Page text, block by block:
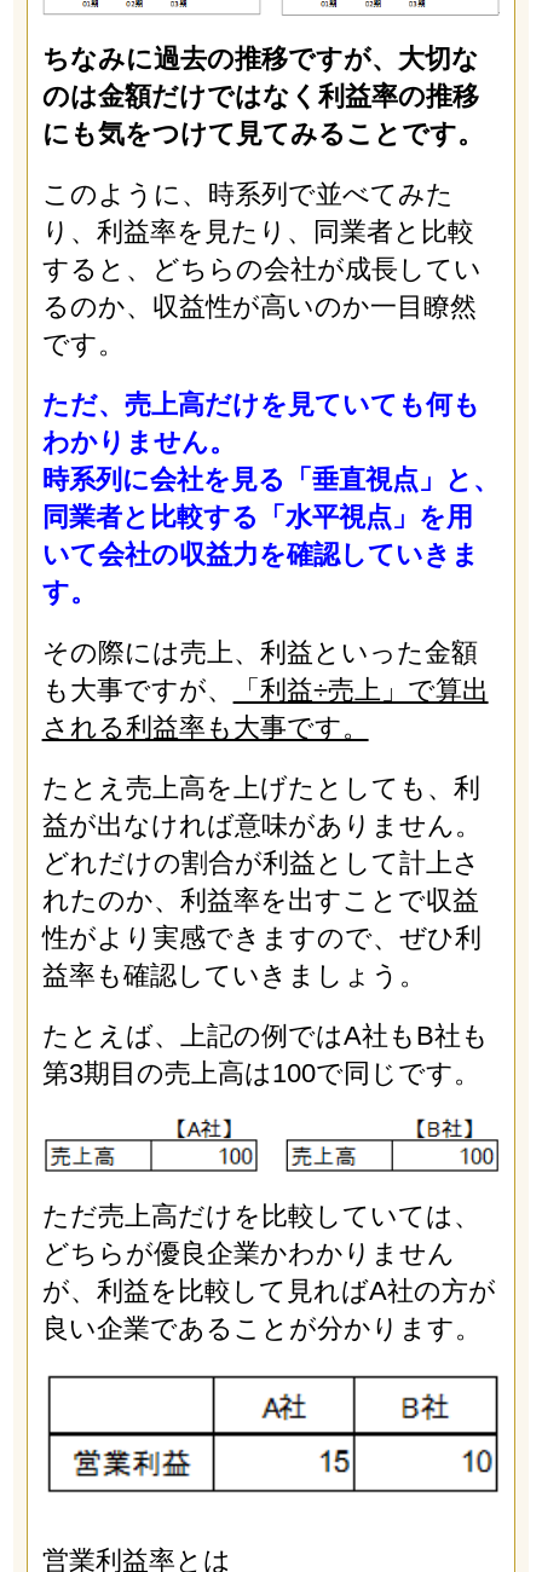
ちなみに過去の推移ですが、大切な
のは金額だけではなく利益率の推移
にも気をつけて見てみることです。
このように、時系列で並べてみた
り、利益率を見たり、同業者と比較
すると、どちらの会社が成長してい
るのか、収益性が高いのか一目瞭然
です。
ただ、売上高だけを見ていても何も
わかりません。
時系列に会社を見る「垂直視点」と、
同業者と比較する「水平視点」を用
いて会社の収益力を確認していきま
す。
その際には売上、利益といった金額
も大事ですが、
「利益÷売上」で算出
される利益率も大事です。
たとえ売上高を上げたとしても、利
益が出なければ意味がありません。
どれだけの割合が利益として計上さ
れたのか、利益率を出すことで収益
性がより実感できますので、ぜひ利
益率も確認していきましょう。
たとえば、上記の例ではA社もB社も
第3期目の売上高は100で同じです。
ただ売上高だけを比較していては、
どちらが優良企業かわかりません
が、利益を比較して見ればA社の方が
良い企業であることが分かります。
営業利益率とは